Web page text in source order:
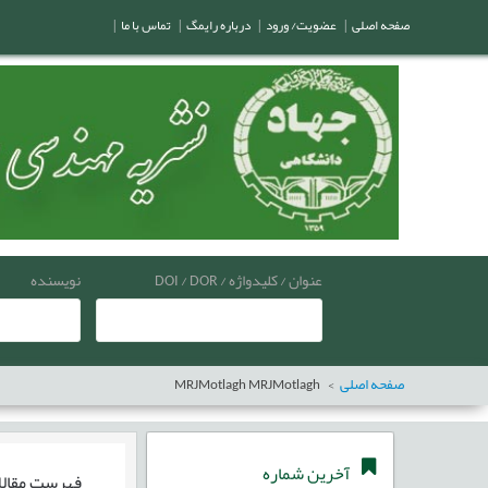
عنوان / کلیدواژه / DOI / DOR نویسنده
صفحه اصلی MRJMotlagh MRJMotlagh
آخرین شماره
صفحه اصلی | عضویت/ ورود | درباره رایمگ | تماس با ما |